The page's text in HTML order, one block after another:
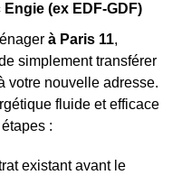
(ex EDF-GDF)
à Paris 11,
simplement transférer
votre nouvelle adresse.
fluide et efficace
:
existant avant le